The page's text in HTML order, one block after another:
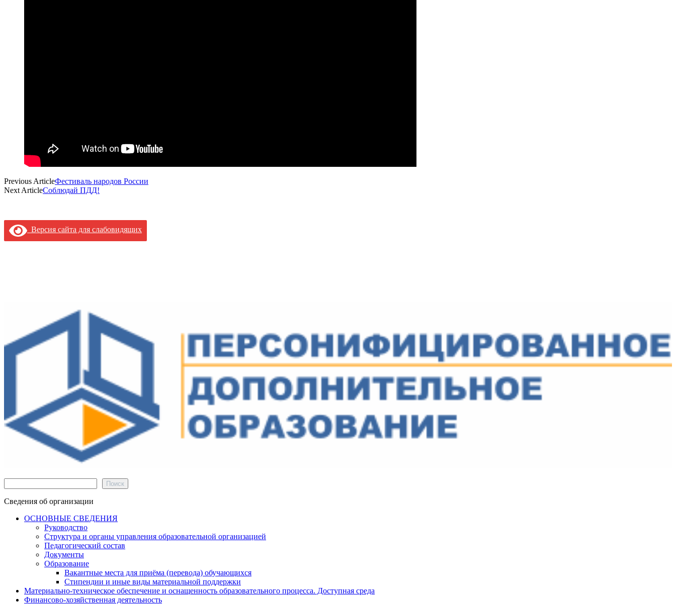
Previous ArticleФестиваль народов России
Next ArticleСоблюдай ПДД!
Версия сайта для слабовидящих
Поиск
Сведения об организации
ОСНОВНЫЕ СВЕДЕНИЯ
Руководство
Структура и органы управления образовательной организацией
Педагогический состав
Документы
Образование
Вакантные места для приёма (перевода) обучающихся
Стипендии и иные виды материальной поддержки
Материально-техническое обеспечение и оснащенность образовательного процесса. Доступная среда
Финансово-хозяйственная деятельность